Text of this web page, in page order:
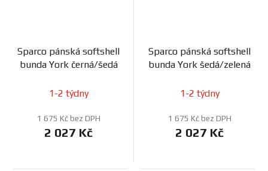
Sparco pánská softshell
bunda York černá/šedá
1-2 týdny
1 675 Kč bez DPH
2 027 Kč
Sparco pánská softshell
bunda York šedá/zelená
1-2 týdny
1 675 Kč bez DPH
2 027 Kč